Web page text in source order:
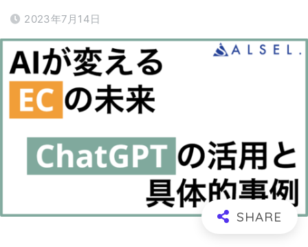
2023年7月14日